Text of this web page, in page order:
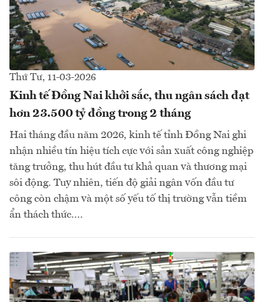
Thứ Tư, 11-03-2026
Kinh tế Đồng Nai khởi sắc, thu ngân sách đạt
hơn 23.500 tỷ đồng trong 2 tháng
Hai tháng đầu năm 2026, kinh tế tỉnh Đồng Nai ghi
nhận nhiều tín hiệu tích cực với sản xuất công nghiệp
tăng trưởng, thu hút đầu tư khả quan và thương mại
sôi động. Tuy nhiên, tiến độ giải ngân vốn đầu tư
công còn chậm và một số yếu tố thị trường vẫn tiềm
ẩn thách thức....